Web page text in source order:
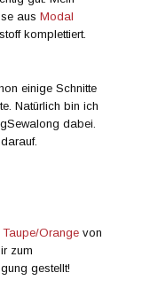
ausModal
komplettiert.
einige Schnitte
Natürlich bin ich
dabei.
Taupe/Orange von
zum
gestellt!